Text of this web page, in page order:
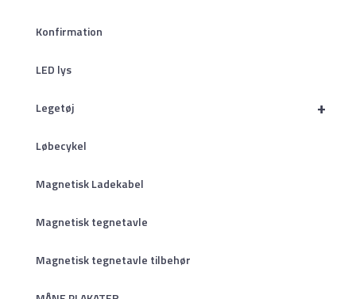
Konfirmation
LED lys
+
Legetøj
Løbecykel
Magnetisk Ladekabel
Magnetisk tegnetavle
Magnetisk tegnetavle tilbehør